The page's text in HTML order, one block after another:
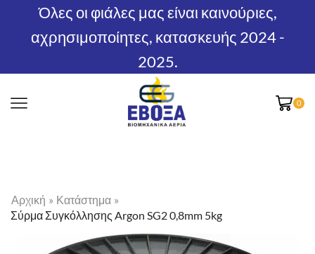
Όλες οι φιάλες μας είναι καινούριες,
αχρησιμοποίητες, κατασκευής 2024 -
2025.
0
Αρχική » Κατάστημα »
Σύρμα Συγκόλλησης Argon SG2 0,8mm 5kg